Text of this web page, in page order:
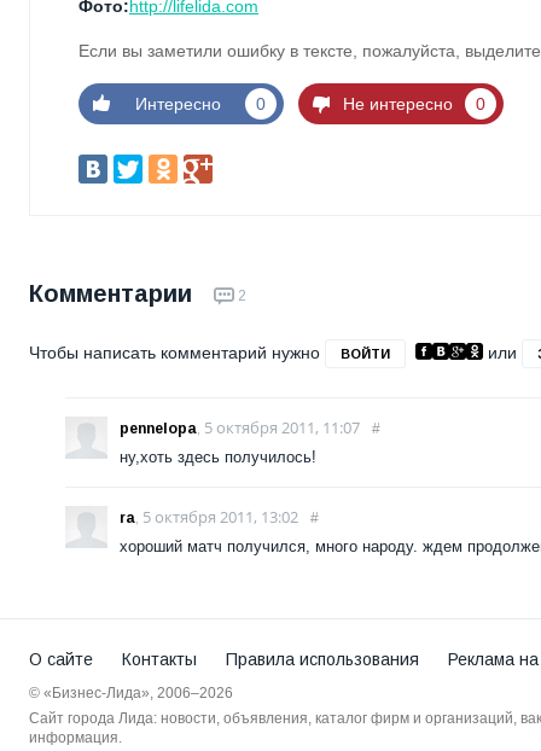
Фото:http://lifelida.com
Если вы заметили ошибку в тексте, пожалуйста,
Интересно 0 Не интересно 0
Комментарии 2
Чтобы написать комментарий нужно ВОЙТИ или
pennelopa 5 октября 2011, 11:07 #
ну,хоть здесь получилось!
ra 5 октября 2011, 13:02 #
хороший матч получился, много народу. ждем
О сайте Контакты Правила использования Реклама
© «Бизнес-Лида», 2006–2026
Сайт города Лида: новости, объявления, каталог фирм и организаций,
информация.